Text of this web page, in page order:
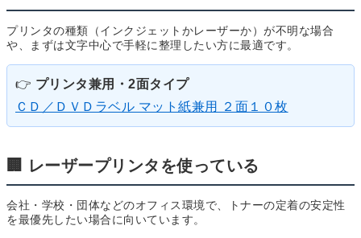
プリンタの種類（インクジェットかレーザーか）が不明な場合
や、まずは文字中心で手軽に整理したい方に最適です。
👉 プリンタ兼用・2面タイプ
ＣＤ／ＤＶＤラベル マット紙兼用 ２面１０枚
🏢 レーザープリンタを使っている
会社・学校・団体などのオフィス環境で、トナーの定着の安定性
を最優先したい場合に向いています。